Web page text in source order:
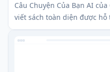
Câu Chuyện Của Bạn AI
viết sách toàn diện được hỗ
ra sách, tiểu thuyết và câu
trình từng bước trực quan